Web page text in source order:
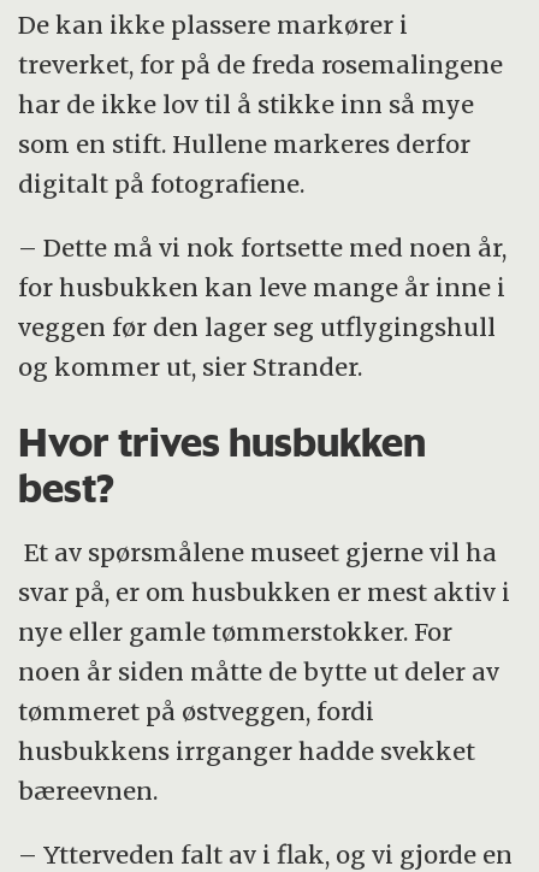
De kan ikke plassere markører i
treverket, for på de freda rosemalingene
har de ikke lov til å stikke inn så mye
som en stift. Hullene markeres derfor
digitalt på fotografiene.
– Dette må vi nok fortsette med noen år,
for husbukken kan leve mange år inne i
veggen før den lager seg utflygingshull
og kommer ut, sier Strander.
Hvor trives husbukken
best?
Et av spørsmålene museet gjerne vil ha
svar på, er om husbukken er mest aktiv i
nye eller gamle tømmerstokker. For
noen år siden måtte de bytte ut deler av
tømmeret på østveggen, fordi
husbukkens irrganger hadde svekket
bæreevnen.
– Ytterveden falt av i flak, og vi gjorde en